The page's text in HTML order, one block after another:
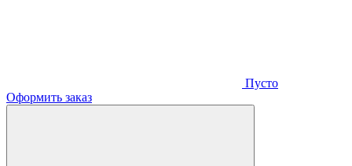
Пусто
Оформить заказ